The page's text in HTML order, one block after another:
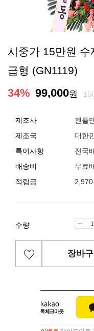
시중가 15만원 수
급형 (GN1119)
34% 99,000원
제조사
젠틀
제조국
대한
특이사항
전국
배송비
무료
적립금
2,970
수량
장바구